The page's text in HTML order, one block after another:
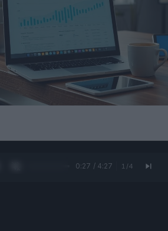
0:28 / 4:27 1 /4